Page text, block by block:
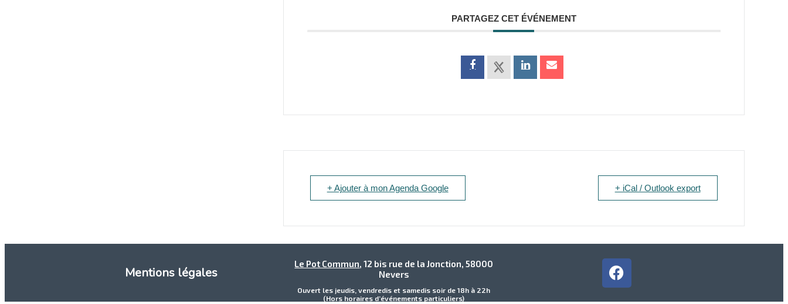
PARTAGEZ CET ÉVÉNEMENT
+ Ajouter à mon Agenda Google + iCal / Outlook export
Mentions légales
Le Pot Commun, 12 bis rue de la Jonction, 58000
Nevers
Ouvert les jeudis, vendredis et samedis soir de 18h à 22h
(Hors horaires d’événements particuliers)